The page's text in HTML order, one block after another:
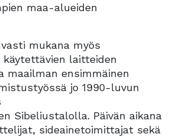
maa-alueiden
mukana myös
laitteiden
ensimmäinen
jo 1990-luvun
Sibeliustalolla. Päivän aikana
sideainetoimittajat sekä